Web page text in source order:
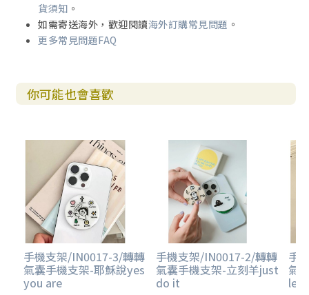
貨須知 。
如需寄送海外，歡迎閱讀海外訂購常見問題 。
更多常見問題FAQ
你可能也會喜歡
手機支架/IN0017-3/轉轉
氣囊手機支架-耶穌說yes
you are
手機支架/IN0017-2/轉轉
氣囊手機支架-立刻羊just
do it
手
氣